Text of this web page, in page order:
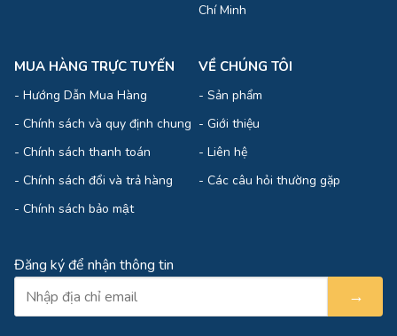
Chí Minh
MUA HÀNG TRỰC TUYẾN
- Hướng Dẫn Mua Hàng
- Chính sách và quy định chung
- Chính sách thanh toán
- Chính sách đổi và trả hàng
- Chính sách bảo mật
VỀ CHÚNG TÔI
- Sản phẩm
- Giới thiệu
- Liên hệ
- Các câu hỏi thường gặp
Đăng ký để nhận thông tin
→